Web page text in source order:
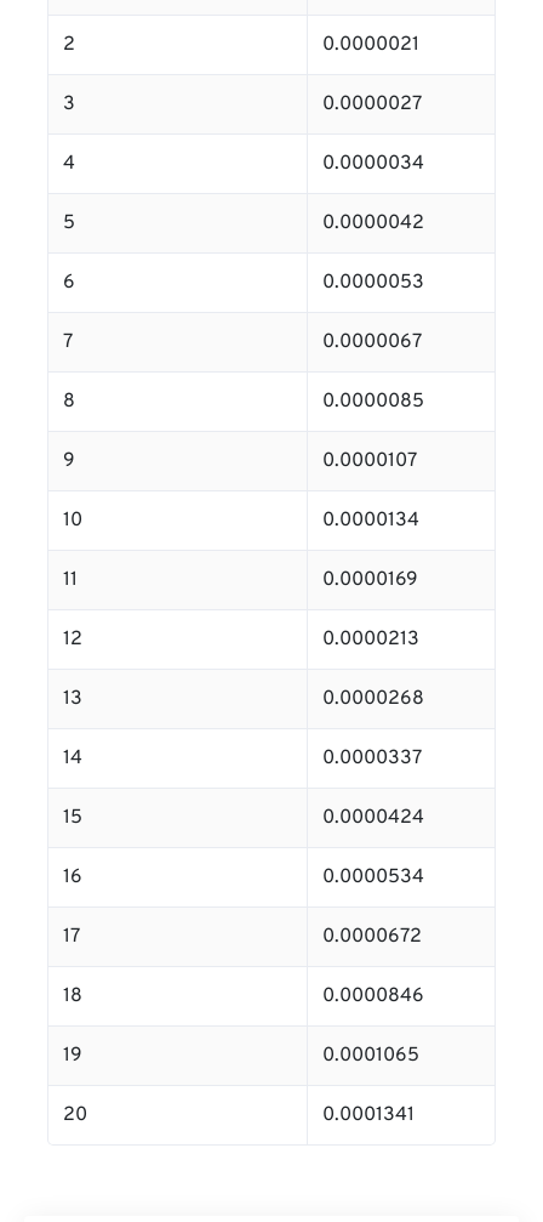
2 0.0000021
3 0.0000027
4 0.0000034
5 0.0000042
6 0.0000053
7 0.0000067
8 0.0000085
9 0.0000107
10 0.0000134
11 0.0000169
12 0.0000213
13 0.0000268
14 0.0000337
15 0.0000424
16 0.0000534
17 0.0000672
18 0.0000846
19 0.0001065
20 0.0001341